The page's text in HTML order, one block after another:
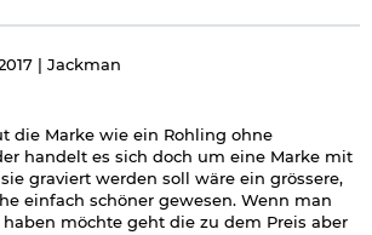
| Jackman
die Marke wie ein Rohling ohne
handelt es sich doch um eine Marke mit
graviert werden soll wäre ein grössere,
einfach schöner gewesen. Wenn man
möchte geht die zu dem Preis aber